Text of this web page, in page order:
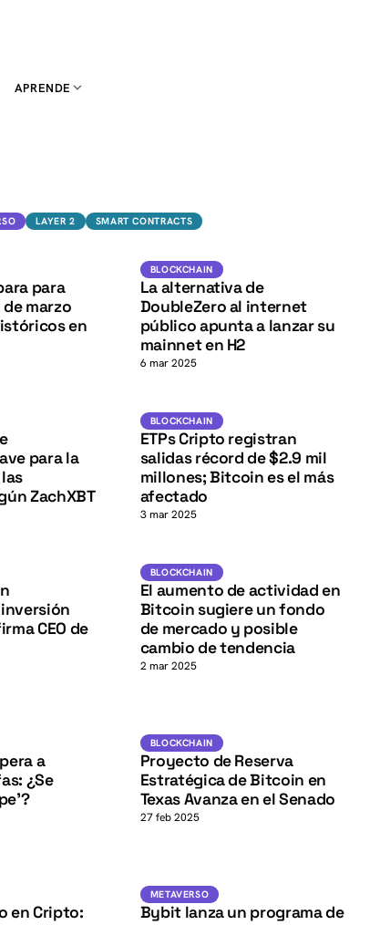
APRENDE
LAYER 2 SMART CONTRACTS
para
marzo
en
Blockchain
K
BLOCKCHAIN
La alternativa de
DoubleZero al internet
público apunta a lanzar su
mainnet en H2
6 mar 2025
para la
ZachXBT
BLOCKCHAIN BTC
K
BLOCKCHAIN
ETPs Cripto registran
salidas récord de $2.9 mil
millones; Bitcoin es el más
afectado
3 mar 2025
CEO de
BLOCKCHAIN BTC
K
BLOCKCHAIN
El aumento de actividad en
Bitcoin sugiere un fondo
de mercado y posible
cambio de tendencia
2 mar 2025
a
¿Se
BLOCKCHAIN BTC
K
BLOCKCHAIN
Proyecto de Reserva
Estratégica de Bitcoin en
Texas Avanza en el Senado
27 feb 2025
en Cripto:
Metaverso
METAVERSO
Bybit lanza un programa de